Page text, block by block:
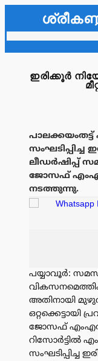
ഇരിക്കൂർ
പാലക്കയംതട്ട്
ലീഡർഷിപ്പ്
ജോസഫ്
നടത്തുന്നു.
പയ്യാവൂർ:
അതിനായി
ഒറ്റക്കെട്ടായി
ജോസഫ്
റിസോർട്ടിൽ
സംഘടിപ്പിച്ച